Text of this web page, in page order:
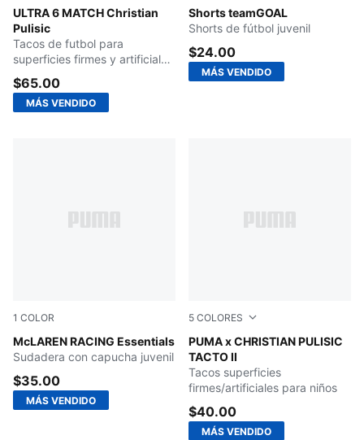
ULTRA 6 MATCH Christian
Pulisic
PUMA Black-Fast Red-Fire Orchid
Tacos de futbol para
superficies firmes y artificiales
para niños grandes
$65.00
MÁS VENDIDO
Shorts teamGOAL
PUMA White-PUMA Black
Shorts de fútbol juvenil
$24.00
MÁS VENDIDO
1 COLOR
McLAREN RACING Essentials
Papaya
Sudadera con capucha juvenil
$35.00
MÁS VENDIDO
5 COLORES
PUMA x CHRISTIAN PULISIC
TACTO II
PUMA Red-PUMA Black
Tacos superficies
firmes/artificiales para niños
$40.00
MÁS VENDIDO